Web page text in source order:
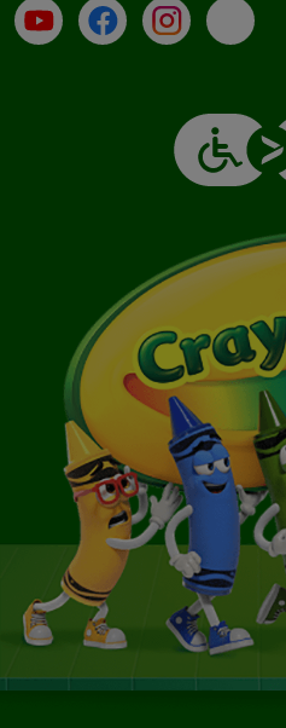
Su YouTube
ContattiProfilo Email